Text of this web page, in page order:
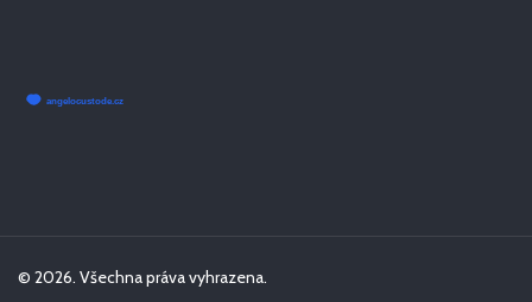
© 2026. Všechna práva vyhrazena.